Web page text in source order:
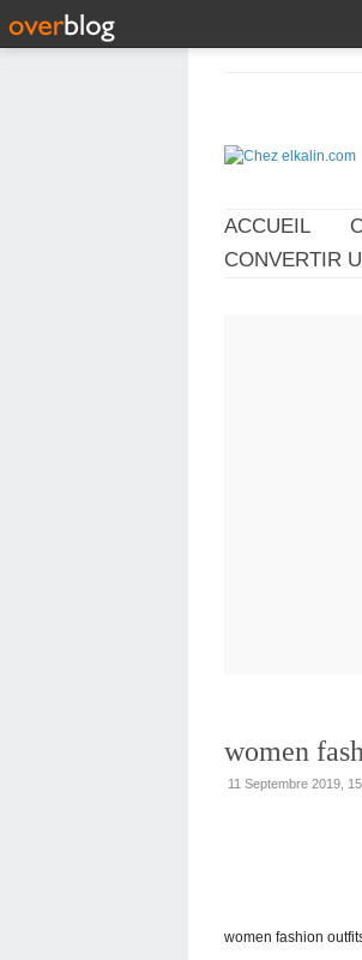
ACCUEIL
CONVERTIR
women
11 Septembre 2019,
women fashion